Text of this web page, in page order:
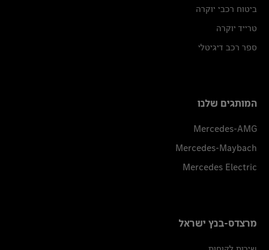
ביטוח רכבי יוקרה
טרייד יוקרה
ספר רכב דיגיטלי
המותגים שלנו
Mercedes-AMG
Mercedes-Maybach
Mercedes Electric
מרצדס-בנץ ישראל